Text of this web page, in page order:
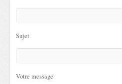
Sujet
Votre message